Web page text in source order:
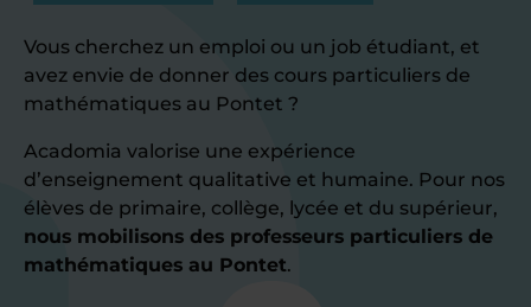
Vous cherchez un emploi ou un job étudiant, et
avez envie de donner des cours particuliers de
mathématiques au Pontet ?
Acadomia valorise une expérience
d’enseignement qualitative et humaine. Pour nos
élèves de primaire, collège, lycée et du supérieur,
nous mobilisons des professeurs particuliers de
mathématiques au Pontet.